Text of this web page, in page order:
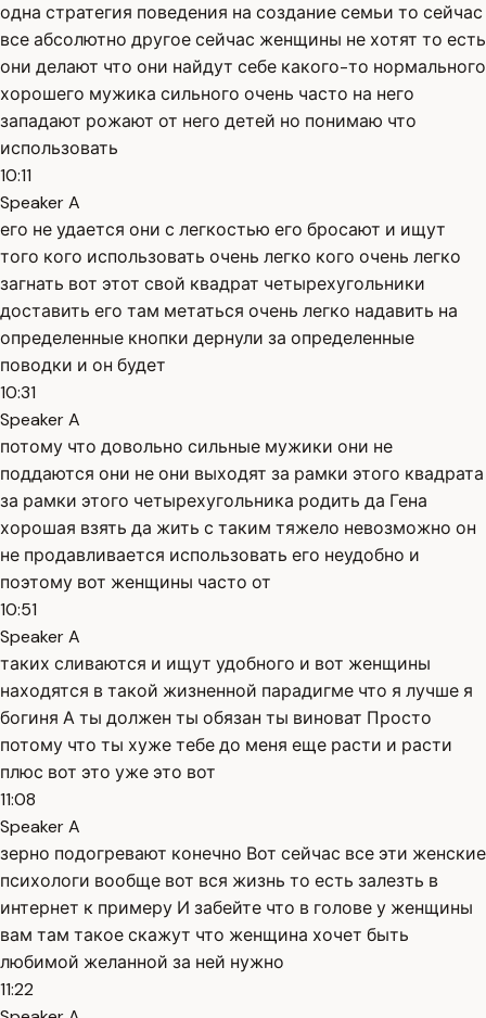
одна стратегия поведения на создание семьи то сейчас
все абсолютно другое сейчас женщины не хотят то есть
они делают что они найдут себе какого-то нормального
хорошего мужика сильного очень часто на него
западают рожают от него детей но понимаю что
использовать
10:11
Speaker A
его не удается они с легкостью его бросают и ищут
того кого использовать очень легко кого очень легко
загнать вот этот свой квадрат четырехугольники
доставить его там метаться очень легко надавить на
определенные кнопки дернули за определенные
поводки и он будет
10:31
Speaker A
потому что довольно сильные мужики они не
поддаются они не они выходят за рамки этого квадрата
за рамки этого четырехугольника родить да Гена
хорошая взять да жить с таким тяжело невозможно он
не продавливается использовать его неудобно и
поэтому вот женщины часто от
10:51
Speaker A
таких сливаются и ищут удобного и вот женщины
находятся в такой жизненной парадигме что я лучше я
богиня А ты должен ты обязан ты виноват Просто
потому что ты хуже тебе до меня еще расти и расти
плюс вот это уже это вот
11:08
Speaker A
зерно подогревают конечно Вот сейчас все эти женские
психологи вообще вот вся жизнь то есть залезть в
интернет к примеру И забейте что в голове у женщины
вам там такое скажут что женщина хочет быть
любимой желанной за ней нужно
11:22